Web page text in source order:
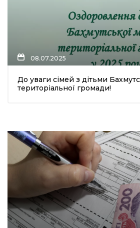
08.07.2025
До уваги сімей з дітьми
територіальної громади!